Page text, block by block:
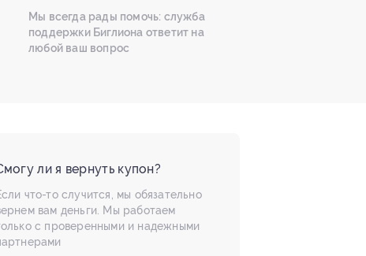
Мы всегда рады помочь: служба
поддержки Биглиона ответит на
любой ваш вопрос
ли я вернуть купон?
что-то случится, мы обязательно
вам деньги. Мы работаем
с проверенными и надежными